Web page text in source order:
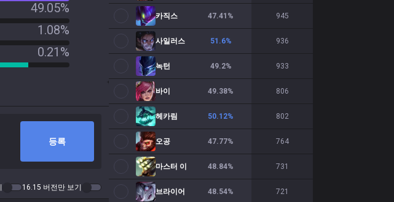
49.05%
1.08%
0.21%
등록
16.15 버전만 보기
카직스 47.41 % 945
사일러스 51.6% 936
녹턴 49.2% 933
바이 49.38% 806
헤카림 50.12% 802
오공 47.77% 764
마스터 이 48.84% 731
브라이어 48.54% 721